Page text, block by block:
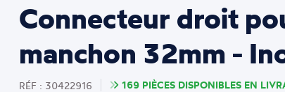
Connecteur droit
manchon 32mm -
RÉF : 30422916 169 PIÈCES DISPONIBLES EN